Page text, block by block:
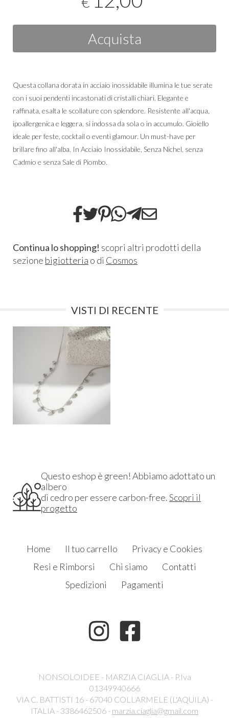
Acquista
Questa collana dorata in acciaio inossidabile illumina le tue serate
con i suoi pendenti incastonati di cristalli chiari. Elegante e
raffinata, esalta le scollature con splendore. Resistente all'acqua,
ipoallergenica e leggera, si indossa da sola o in accumulo. Gioiello
ideale per feste, cocktail o eventi glamour. Un must-have per
brillare fino all'alba. In Acciaio Inossidabile, Senza Nichel, senza
Cadmio e senza Sale di Piombo.
Continua lo shopping! scopri altri prodotti della
sezione bigiotteria o di Cosmos
VISTI DI RECENTE
Questo eshop è green! Abbiamo adottato un
albero
di cedro per essere carbon-free.Scopri il
progetto
Home Il tuo carrello
Privacy e Cookies
Resi e Rimborsi
Chi siamo
Contatti
Spedizioni
Pagamenti
NONSOLOIDEE - MARZIA CIAGLIA - P.Iva
01349940666
VIA C. BATTISTI 16 - 67040 COLLARMELE (L'AQUILA) -
ITALIA - 3386462506 - marzia.ciaglia@gmail.com